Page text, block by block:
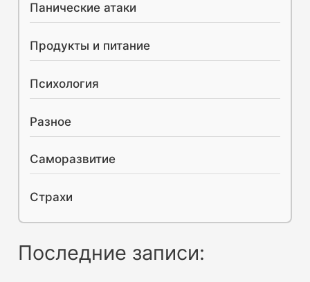
Панические атаки
Продукты и питание
Психология
Разное
Саморазвитие
Страхи
Последние записи: